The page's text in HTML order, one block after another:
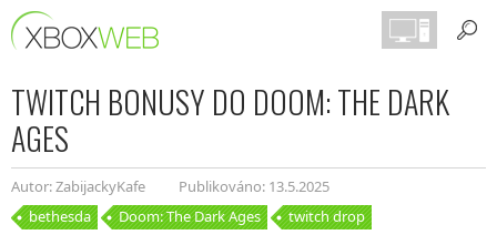
TWITCH BONUSY DO DOOM: THE DARK
AGES
Autor: ZabijackyKafe
Publikováno: 13.5.2025
bethesda
Doom: The Dark Ages twitch drop